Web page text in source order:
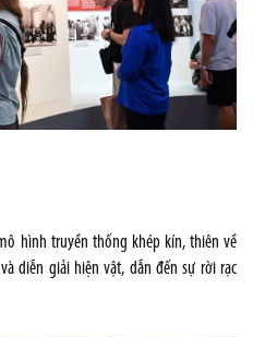
hình truyền thống khép kín, thiên về
diễn giải hiện vật, dẫn đến sự rời rạc